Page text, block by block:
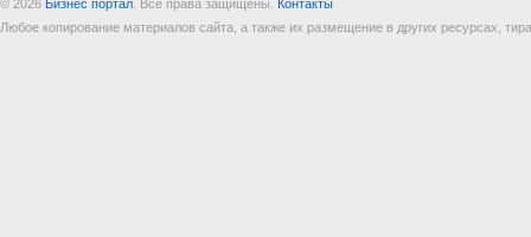
© 2026 Бизнес портал . Все права защищены. Контакты
Любое копирование материалов сайта, а также их размещение в других ресурсах,